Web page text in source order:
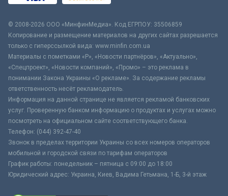
© 2008-2026 ООО «МинфинМедиа». Код ЕГРПОУ: 35506859
Копирование и размещение материалов на других сайтах разрешается
только с гиперссылкой вида: www.minfin.com.ua
Материалы с пометками «Р», «Новости партнёров», «Актуально»,
«Спецпроект», «Новости компаний», «Промо» – это реклама в
понимании Закона Украины «О рекламе». За содержание рекламы
ответственность несёт рекламодатель.
Информация на данной странице не является рекламой банковских
услуг. Проверенную банком информацию о продуктах и услугах можно
посмотреть на официальном сайте соответствующего банка.
Телефон: (044) 392-47-40
Звонок в пределах территории Украины со всех номеров операторов
мобильной и городской связи по тарифам операторов
График работы: понедельник – пятница с 09:00 до 18:00
Юридический адрес: Украина, Киев, Вадима Гетьмана, 1-Б, 3-й этаж